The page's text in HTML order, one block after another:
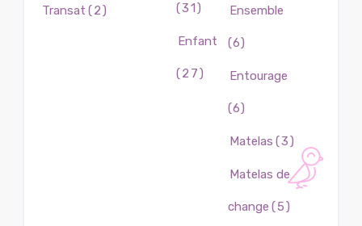
Transat (2) (31)
Enfant
(27)
Ensemble
(6)
Entourage
(6)
Matelas (3)
Matelas de
change (5)